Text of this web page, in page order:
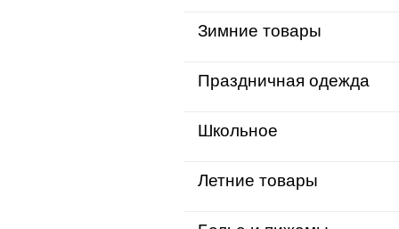
Зимние товары
Праздничная одежда
Школьное
Летние товары